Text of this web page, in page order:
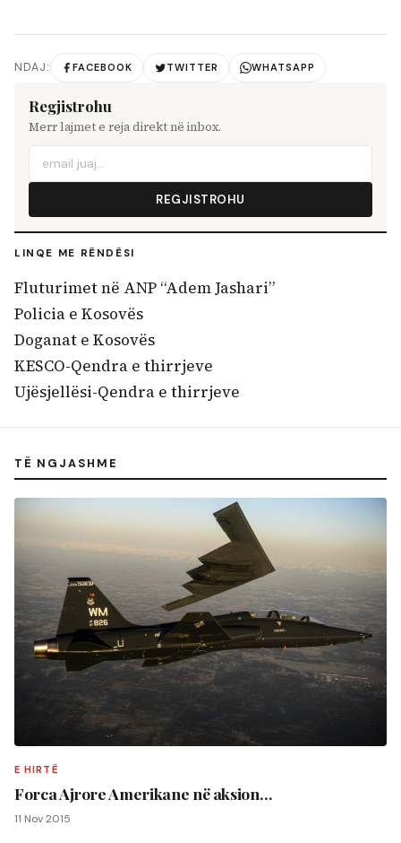
NDAJ: FACEBOOK TWITTER WHATSAPP
Regjistrohu
Merr lajmet e reja direkt në inbox.
REGJISTROHU
LINQE ME RËNDËSI
Fluturimet në ANP “Adem Jashari”
Policia e Kosovës
Doganat e Kosovës
KESCO-Qendra e thirrjeve
Ujësjellësi-Qendra e thirrjeve
TË NGJASHME
E HIRTË
Forca Ajrore Amerikane në aksion…
11 Nov 2015